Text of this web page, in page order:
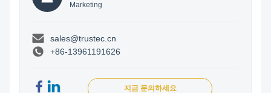
Marketing
sales@trustec.cn
+86-13961191626
지금 문의하세요